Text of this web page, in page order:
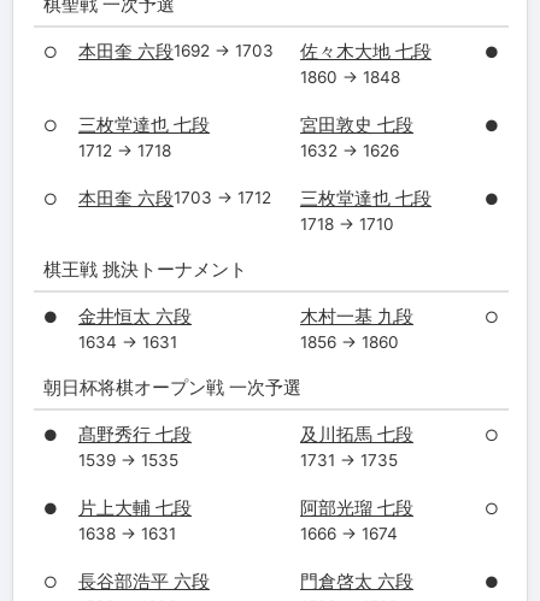
○ 本田奎 六段1692 → 1703 佐々木大地 七段
1860 → 1848
●
○ 三枚堂達也 七段
1712 → 1718
宮田敦史 七段
1632 → 1626
●
○ 本田奎 六段1703 → 1712 三枚堂達也 七段
1718 → 1710
●
棋王戦 挑決トーナメント
● 金井恒太 六段
1634 → 1631
木村一基 九段
1856 → 1860
○
朝日杯将棋オープン戦 一次予選
● 髙野秀行 七段
1539 → 1535
及川拓馬 七段
1731 → 1735
○
● 片上大輔 七段
1638 → 1631
阿部光瑠 七段
1666 → 1674
○
○ 長谷部浩平 六段 門倉啓太 六段 ●